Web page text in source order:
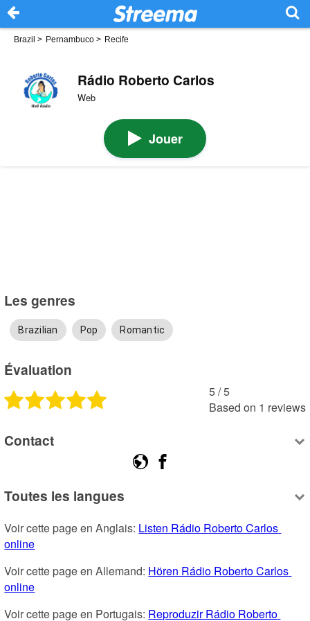
Brazil > Pernambuco > Recife
Rádio Roberto Carlos
Web
Jouer
Les genres
Brazilian Pop Romantic
Évaluation
5 /5
Based on 1 reviews
Contact
Toutes les langues
Voir cette page en Anglais: Listen Rádio Roberto Carlos
online
Voir cette page en Allemand: Hören Rádio Roberto Carlos
online
Voir cette page en Portugais: Reproduzir Rádio Roberto